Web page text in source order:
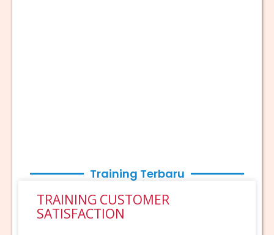
Training Terbaru
TRAINING CUSTOMER
SATISFACTION